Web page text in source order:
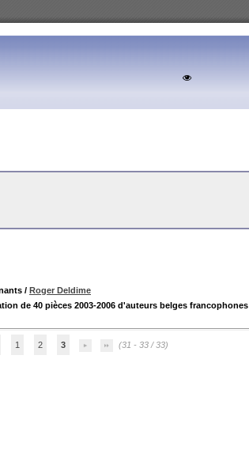
/ Roger Deldime
de 40 pièces 2003-2006 d'auteurs belges francophones
1 2 3 (31 - 33 / 33)